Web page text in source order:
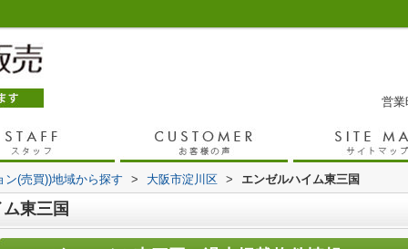
営業
ン(売買))地域から探す > 大阪市淀川区 > エンゼルハイム東三国
東三国